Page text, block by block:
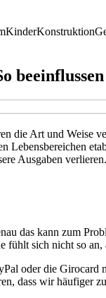
KinderKonstruktion
die Art und
Ausgaben
das kann zum
sich nicht so an,
oder die
dass wir häufiger